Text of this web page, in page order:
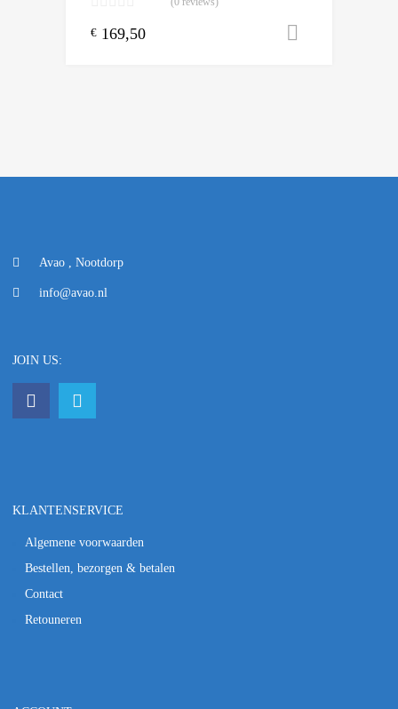
€ 169,50
Avao , Nootdorp
info@avao.nl
JOIN US:
KLANTENSERVICE
Algemene voorwaarden
Bestellen, bezorgen & betalen
Contact
Retouneren